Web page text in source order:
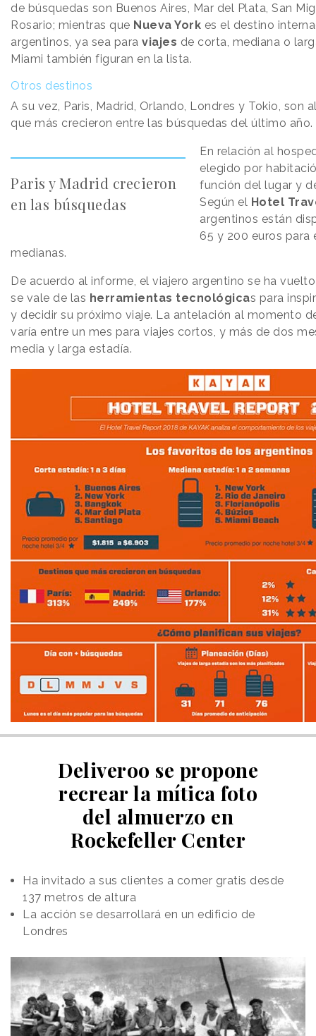
de búsquedas son Buenos Aires, Mar del Plata, San
Rosario; mientras que Nueva York es el destino
argentinos, ya sea para viajes de corta, mediana o
Miami también figuran en la lista.
Otros destinos
A su vez, Paris, Madrid, Orlando, Londres y Tokio, son
que más crecieron entre las búsquedas del último año.
Paris y Madrid crecieron
en las búsquedas
En relación al
elegido por
función del lugar y
Según el Hotel
argentinos están
65 y 200 euros para
medianas.
De acuerdo al informe, el viajero argentino se ha
se vale de las herramientas tecnológicas para
y decidir su próximo viaje. La antelación al momento
varía entre un mes para viajes cortos, y más de dos
media y larga estadía.
Deliveroo se propone
recrear la mítica foto
del almuerzo en
Rockefeller Center
Ha invitado a sus clientes a comer gratis desde
137 metros de altura
La acción se desarrollará en un edificio de
Londres